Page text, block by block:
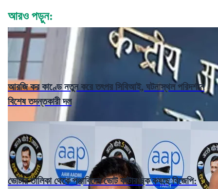
আরও পড়ুন:
আরজি কর কাণ্ডে নতুন করে তৎপর সিবিআই, ঘটনাস্থল পরিদর্শনে
বিশেষ তদন্তকারী দল
ভোটার তালিকা থেকে পঞ্জাবিদের ভোট কাটার ছক কষছে বিজেপি: